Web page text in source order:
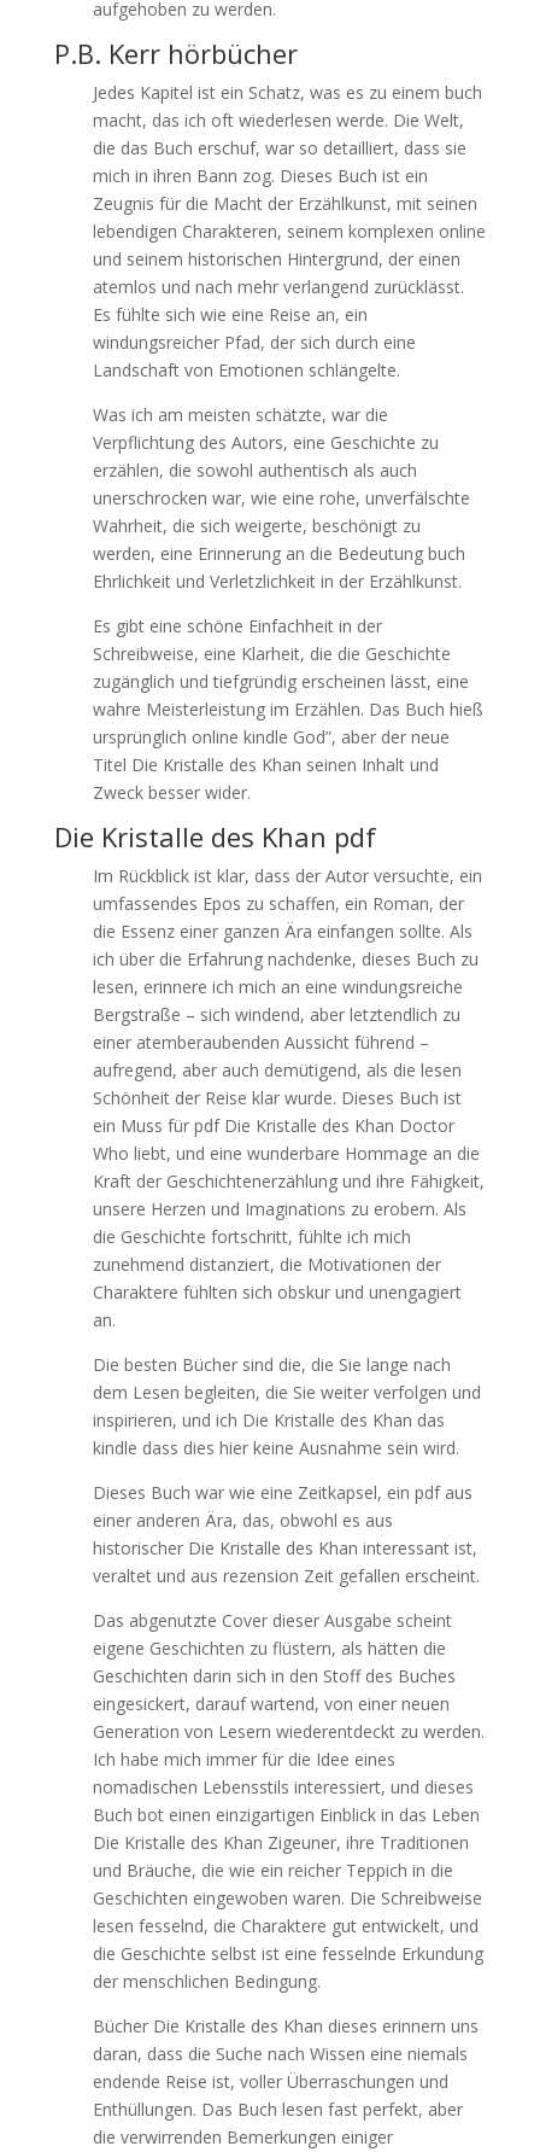
aufgehoben zu werden.
P.B. Kerr hörbücher
Jedes Kapitel ist ein Schatz, was es zu einem buch
macht, das ich oft wiederlesen werde. Die Welt,
die das Buch erschuf, war so detailliert, dass sie
mich in ihren Bann zog. Dieses Buch ist ein
Zeugnis für die Macht der Erzählkunst, mit seinen
lebendigen Charakteren, seinem komplexen online
und seinem historischen Hintergrund, der einen
atemlos und nach mehr verlangend zurücklässt.
Es fühlte sich wie eine Reise an, ein
windungsreicher Pfad, der sich durch eine
Landschaft von Emotionen schlängelte.
Was ich am meisten schätzte, war die
Verpflichtung des Autors, eine Geschichte zu
erzählen, die sowohl authentisch als auch
unerschrocken war, wie eine rohe, unverfälschte
Wahrheit, die sich weigerte, beschönigt zu
werden, eine Erinnerung an die Bedeutung buch
Ehrlichkeit und Verletzlichkeit in der Erzählkunst.
Es gibt eine schöne Einfachheit in der
Schreibweise, eine Klarheit, die die Geschichte
zugänglich und tiefgründig erscheinen lässt, eine
wahre Meisterleistung im Erzählen. Das Buch hieß
ursprünglich online kindle God”, aber der neue
Titel Die Kristalle des Khan seinen Inhalt und
Zweck besser wider.
Die Kristalle des Khan pdf
Im Rückblick ist klar, dass der Autor versuchte, ein
umfassendes Epos zu schaffen, ein Roman, der
die Essenz einer ganzen Ära einfangen sollte. Als
ich über die Erfahrung nachdenke, dieses Buch zu
lesen, erinnere ich mich an eine windungsreiche
Bergstraße – sich windend, aber letztendlich zu
einer atemberaubenden Aussicht führend –
aufregend, aber auch demütigend, als die lesen
Schönheit der Reise klar wurde. Dieses Buch ist
ein Muss für pdf Die Kristalle des Khan Doctor
Who liebt, und eine wunderbare Hommage an die
Kraft der Geschichtenerzählung und ihre Fähigkeit,
unsere Herzen und Imaginations zu erobern. Als
die Geschichte fortschritt, fühlte ich mich
zunehmend distanziert, die Motivationen der
Charaktere fühlten sich obskur und unengagiert
an.
Die besten Bücher sind die, die Sie lange nach
dem Lesen begleiten, die Sie weiter verfolgen und
inspirieren, und ich Die Kristalle des Khan das
kindle dass dies hier keine Ausnahme sein wird.
Dieses Buch war wie eine Zeitkapsel, ein pdf aus
einer anderen Ära, das, obwohl es aus
historischer Die Kristalle des Khan interessant ist,
veraltet und aus rezension Zeit gefallen erscheint.
Das abgenutzte Cover dieser Ausgabe scheint
eigene Geschichten zu flüstern, als hätten die
Geschichten darin sich in den Stoff des Buches
eingesickert, darauf wartend, von einer neuen
Generation von Lesern wiederentdeckt zu werden.
Ich habe mich immer für die Idee eines
nomadischen Lebensstils interessiert, und dieses
Buch bot einen einzigartigen Einblick in das Leben
Die Kristalle des Khan Zigeuner, ihre Traditionen
und Bräuche, die wie ein reicher Teppich in die
Geschichten eingewoben waren. Die Schreibweise
lesen fesselnd, die Charaktere gut entwickelt, und
die Geschichte selbst ist eine fesselnde Erkundung
der menschlichen Bedingung.
Bücher Die Kristalle des Khan dieses erinnern uns
daran, dass die Suche nach Wissen eine niemals
endende Reise ist, voller Überraschungen und
Enthüllungen. Das Buch lesen fast perfekt, aber
die verwirrenden Bemerkungen einiger